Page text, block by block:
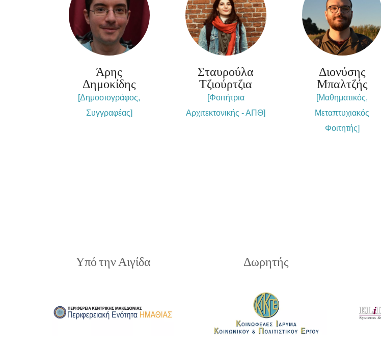
Άρης
Δημοκίδης
[Δημοσιογράφος,
Συγγραφέας]
Σταυρούλα
Τζιούρτζια
[Φοιτήτρια
Αρχιτεκτονικής - ΑΠΘ]
Διονύσης
Μπαλτζής
[Μαθηματικός,
Μεταπτυχιακός
Φοιτητής]
Υπό την Αιγίδα Δωρητής